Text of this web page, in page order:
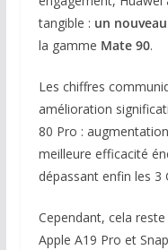
tangible : un
la gamme Mate 90.
Les chiffres
amélioration
80 Pro :
meilleure efficacité
dépassant enfin les 3
Cependant, cela
Apple A19 Pro et